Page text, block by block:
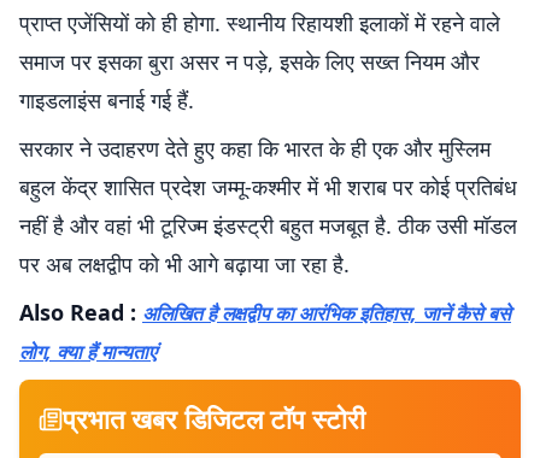
प्राप्त एजेंसियों को ही होगा. स्थानीय रिहायशी इलाकों में रहने वाले
समाज पर इसका बुरा असर न पड़े, इसके लिए सख्त नियम और
गाइडलाइंस बनाई गई हैं.
सरकार ने उदाहरण देते हुए कहा कि भारत के ही एक और मुस्लिम
बहुल केंद्र शासित प्रदेश जम्मू-कश्मीर में भी शराब पर कोई प्रतिबंध
नहीं है और वहां भी टूरिज्म इंडस्ट्री बहुत मजबूत है. ठीक उसी मॉडल
पर अब लक्षद्वीप को भी आगे बढ़ाया जा रहा है.
Also Read : अलिखित है लक्षद्वीप का आरंभिक इतिहास, जानें कैसे बसे
लोग, क्या हैं मान्यताएं
प्रभात खबर डिजिटल टॉप स्टोरी